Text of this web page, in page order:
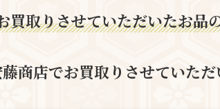
買取りさせていただいたお品
商店でお買取りさせていた